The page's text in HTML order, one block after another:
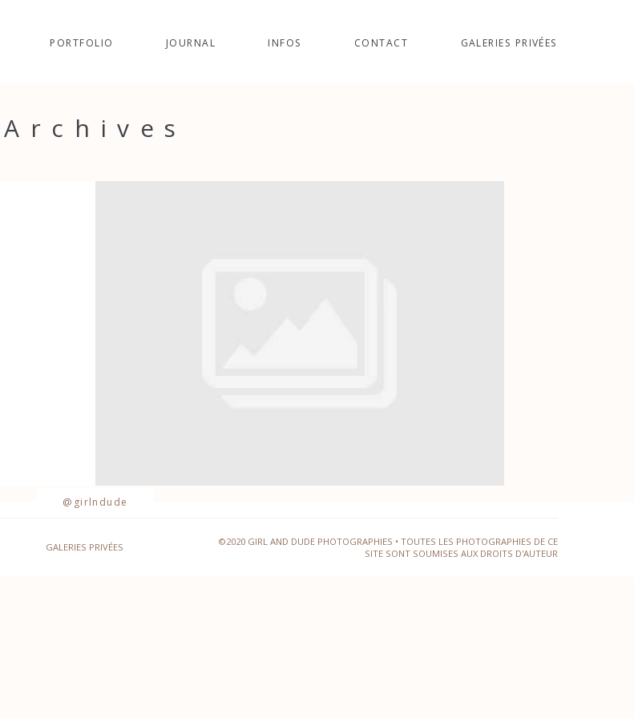
PORTFOLIO JOURNAL INFOS CONTACT GALERIES PRIVÉES
Archives
@girlndude
GALERIES PRIVÉES
©2020 GIRL AND DUDE PHOTOGRAPHIES • TOUTES LES PHOTOGRAPHIES DE CE
SITE SONT SOUMISES AUX DROITS D'AUTEUR